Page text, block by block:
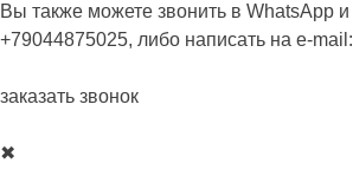
Вы также можете звонить в WhatsApp и
+79044875025, либо написать на e-mail:
заказать звонок
✖